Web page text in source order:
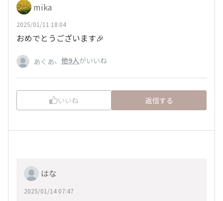
mika
2025/01/11 18:04
おめでとうございます🎉
あくあ、 他9人がいいね
いいね 返信する
はな
2025/01/14 07:47